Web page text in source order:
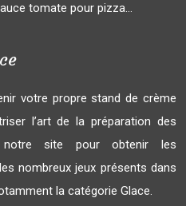
tomate pour pizza…
votre propre stand de crème
l’art de la préparation des
notre site pour obtenir les
nombreux jeux présents dans
la catégorie Glace.